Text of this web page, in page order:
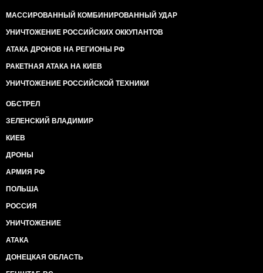
МАССИРОВАННЫЙ КОМБИНИРОВАННЫЙ УДАР
УНИЧТОЖЕНИЕ РОССИЙСКИХ ОККУПАНТОВ
АТАКА ДРОНОВ НА РЕГИОНЫ РФ
РАКЕТНАЯ АТАКА НА КИЕВ
УНИЧТОЖЕНИЕ РОССИЙСКОЙ ТЕХНИКИ
ОБСТРЕЛ
ЗЕЛЕНСКИЙ ВЛАДИМИР
КИЕВ
ДРОНЫ
АРМИЯ РФ
ПОЛЬША
РОССИЯ
УНИЧТОЖЕНИЕ
АТАКА
ДОНЕЦКАЯ ОБЛАСТЬ